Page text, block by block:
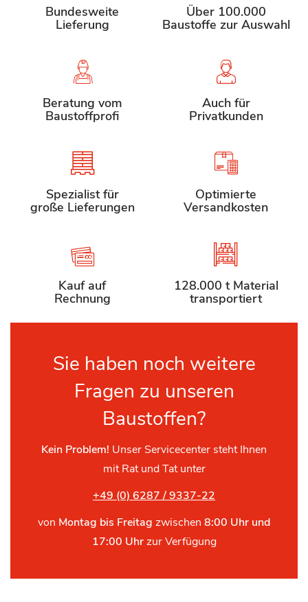
Bundesweite
Lieferung
Über 100.000
Baustoffe zur Auswahl
Beratung vom
Baustoffprofi
Auch für
Privatkunden
Spezialist für
große Lieferungen
Optimierte
Versandkosten
Kauf auf
Rechnung
128.000 t Material
transportiert
Sie haben noch weitere
Fragen zu unseren
Baustoffen?
Kein Problem! Unser Servicecenter steht Ihnen
mit Rat und Tat unter
+49 (0) 6287 / 9337-22
von Montag bis Freitag zwischen 8:00 Uhr und
17:00 Uhrzur Verfügung